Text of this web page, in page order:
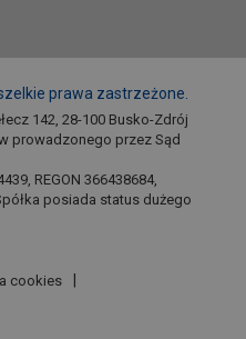
prawa zastrzeżone.
142, 28-100 Busko-Zdrój
prowadzonego przez Sąd
REGON 366438684,
posiada status dużego
cookies